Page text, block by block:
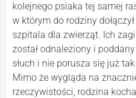
kolejnego psiaka tej samej
w którym do rodziny
szpitala dla zwierząt. Ich
został odnaleziony i
słuch i nie porusza się już
Mimo że wygląda na
rzeczywistości, rodzina